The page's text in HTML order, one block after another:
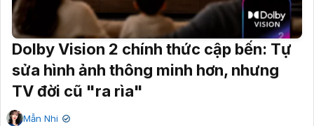
Dolby Vision 2 chính thức cập bến: Tự
sửa hình ảnh thông minh hơn, nhưng
TV đời cũ "ra rìa"
Mẫn Nhi ✔